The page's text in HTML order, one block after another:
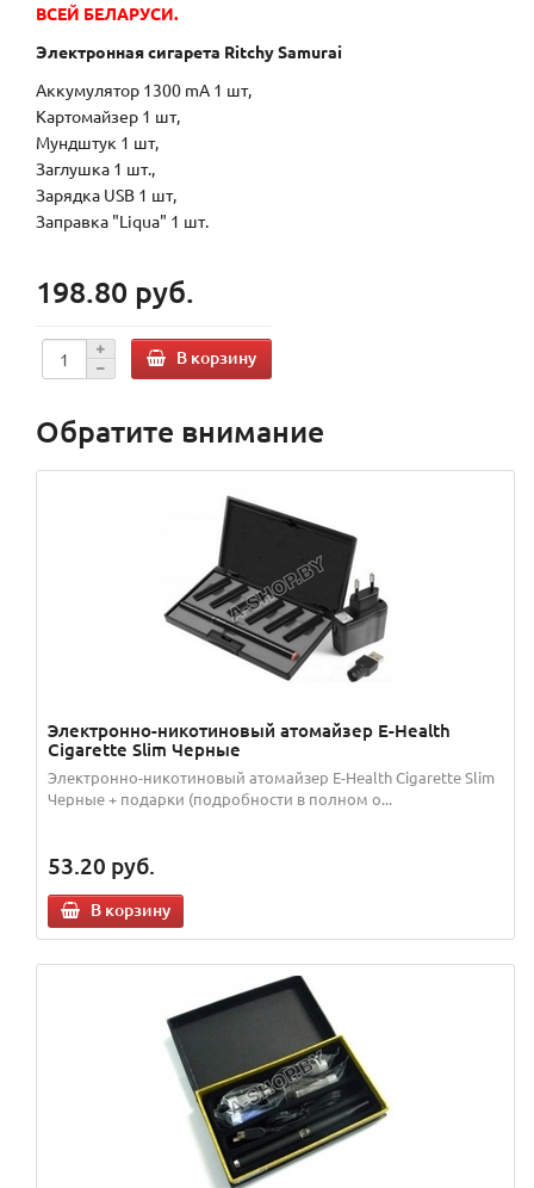
ВСЕЙ БЕЛАРУСИ.
Электронная сигарета Ritchy Samurai
Аккумулятор 1300 mA 1 шт,
Картомайзер 1 шт,
Мундштук 1 шт,
Заглушка 1 шт.,
Зарядка USB 1 шт,
Заправка "Liqua" 1 шт.
198.80 руб.
В корзину
Обратите внимание
Электронно-никотиновый атомайзер E-Health
Cigarette Slim Черные
Электронно-никотиновый атомайзер E-Health Cigarette Slim
Черные + подарки (подробности в полном о...
53.20 руб.
В корзину